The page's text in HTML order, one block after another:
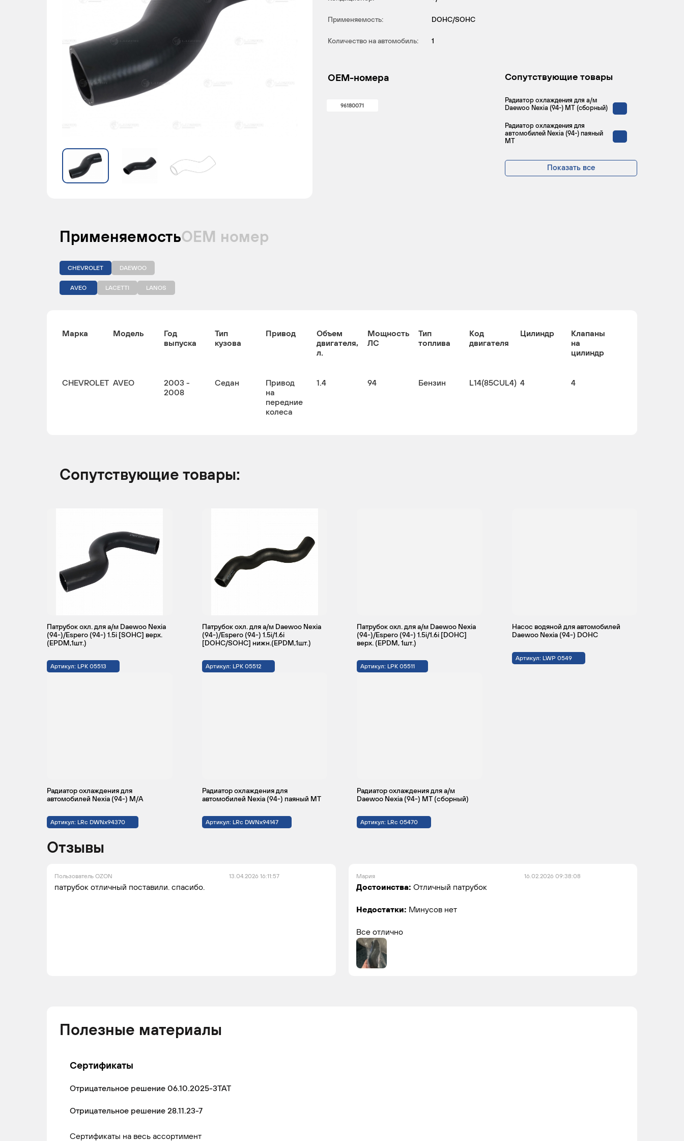
Применяемость: DOHC/SOHC
Количество на автомобиль: 1
OEM-номера
96180071
Сопутствующие товары
Радиатор охлаждения для а/м
Daewoo Nexia (94-) MT (сборный)
Радиатор охлаждения для
автомобилей Nexia (94-) паяный
MT
Показать все
ПрименяемостьОЕМ номер
CHEVROLET DAEWOO
AVEO LACETTI LANOS
Марка Модель
Год
выпуска
Тип
кузова
Привод
Объем
двигателя,
л.
Мощность
ЛС
Тип
топлива
Код
двигателя
Цилиндр
Клапаны
на
цилиндр
CHEVROLET AVEO
2003 -
2008
Седан
Привод
на
передние
колеса
1.4 94 Бензин L14(85CUL4) 4 4
Сопутствующие товары:
Патрубок охл. для а/м Daewoo Nexia
(94-)/Espero (94-) 1.5i [SOHC] верх.
(EPDM,1шт.)
Артикул: LPK 05513
Патрубок охл. для а/м Daewoo Nexia
(94-)/Espero (94-) 1.5i/1.6i
[DOHC/SOHC] нижн.(EPDM,1шт.)
Артикул: LPK 05512
Патрубок охл. для а/м Daewoo Nexia
(94-)/Espero (94-) 1.5i/1.6i [DOHC]
верх. (EPDM, 1шт.)
Артикул: LPK 05511
Насос водяной для автомобилей
Daewoo Nexia (94-) DOHC
Артикул: LWP 0549
Радиатор охлаждения для
автомобилей Nexia (94-) M/A
Артикул: LRc DWNx94370
Радиатор охлаждения для
автомобилей Nexia (94-) паяный MT
Артикул: LRc DWNx94147
Радиатор охлаждения для а/м
Daewoo Nexia (94-) MT (сборный)
Артикул: LRc 05470
Отзывы
Пользователь OZON 13.04.2026 16:11:57
патрубок отличный поставили. спасибо.
Мария 16.02.2026 09:38:08
Достоинства: Отличный патрубок
Недостатки: Минусов нет
Все отлично
Полезные материалы
Сертификаты
Отрицательное решение 06.10.2025-3ТАТ
Отрицательное решение 28.11.23-7
Сертификаты на весь ассортимент